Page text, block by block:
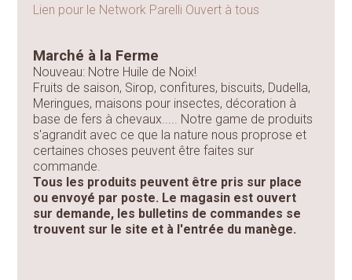
Lien pour le Network Parelli Ouvert à tous
Marché à la Ferme
Nouveau: Notre Huile de Noix!
Fruits de saison, Sirop, confitures, biscuits, Dudella,
Meringues, maisons pour insectes, décoration à
base de fers à chevaux..... Notre game de produits
s'agrandit avec ce que la nature nous proprose et
certaines choses peuvent être faites sur
commande.
Tous les produits peuvent être pris sur place
ou envoyé par poste. Le magasin est ouvert
sur demande, les bulletins de commandes se
trouvent sur le site et à l'entrée du manège.